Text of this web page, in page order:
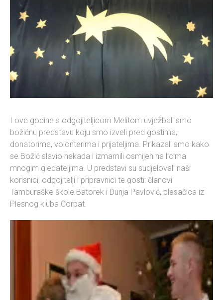
I ove godine s odgojiteljicom Melitom uvježbali smo
božićnu predstavu koju smo izveli pred gostima,
donatorima, volonterima i prijateljima. Prikazali smo kako
se Božić slavio nekada i izmamili osmijeh na licima
mnogim gledateljima. U predstavi su sudjelovali naši
korisnici, odgojitelji i pripravnici te gosti: članovi
Tamburaške škole Batorek i Dunja Pavlović, plesačica iz
Plesnog kluba Corpat.